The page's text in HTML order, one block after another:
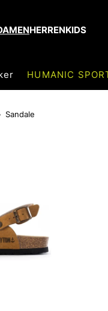
HERRENKIDS
HUMANIC
Sandale